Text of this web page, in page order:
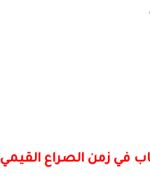
في زمن الصراع القيمي